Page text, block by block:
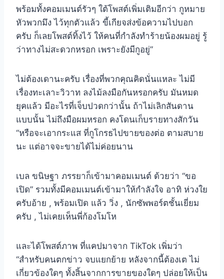
พร้อมทั้งคอมเมนต์รัวๆ ใต้โพสต์เพิ่มเติมอีกว่า กูหมาย
หัวพวกมึง ไว้ทุกตัวแล้ว ขี้เกียจส่งข้อความไปบอก
ครับ ก็เลยโพสต์ทิ้งไว้ ให้คนที่กำลังทำร้ายน้องผมอยู่ รู้
ว่าทางไม่สะดวกหรอก เพราะยังมีกูอยู่”
ไม่ต้องเดานะครับ เรื่องที่พวกคุณคิดนั่นแหละ ไม่มี
เรื่องทะเลาะวิวาท ลงไม้ลงมือกันหรอกครับ มันหมด
ยุคแล้ว มีอะไรที่เจ็บปวดกว่านั้น ถ้าไม่เลิกสันดาน
แบบนั้น ไม่ถึงมือผมหรอก คงโดนเก็บรายทางสักวัน
“หรือจะเอากระแส ที่กูโกรธไปขายของต่อ ตามสบาย
นะ แต่อาจจะขายได้ไม่ค่อยนาน
เบล ขนิษฐา ภรรยาก็เข้ามาคอมเมนต์ ด้วยว่า “ขอ
เปิด” รวมทั้งมีคอมเมนต์เข้ามาให้กำลังใจ อาทิ ห่วงใย
ครับอ้าย , พร้อมเปิด แล้ว วิ่ง , นักซัพพอร์ตชั้นเยี่ยม
ครับ , ไม่เคยเห็นพี่ก้องโมโห
และได้โพสต์ภาพ ที่แคปมาจาก TikTok เพิ่มว่า
“สำหรับคนตกข่าว จบแยกย้าย หลังจากนี้ต้องเต ไม่
เกี่ยวข้องใดๆ ทั้งสิ้นจากการขายของใดๆ ปล่อยให้เป็น